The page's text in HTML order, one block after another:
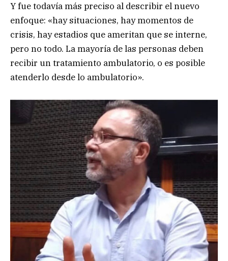
Y fue todavía más preciso al describir el nuevo
enfoque: «hay situaciones, hay momentos de
crisis, hay estadios que ameritan que se interne,
pero no todo. La mayoría de las personas deben
recibir un tratamiento ambulatorio, o es posible
atenderlo desde lo ambulatorio».